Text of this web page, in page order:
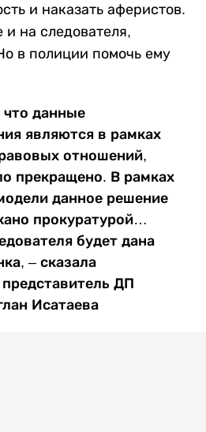
и наказать аферистов.
и на следователя,
в полиции помочь ему
что данные
являются в рамках
отношений,
прекращено. В рамках
данное решение
прокуратурой…
будет дана
– сказала
ДП
Исатаева